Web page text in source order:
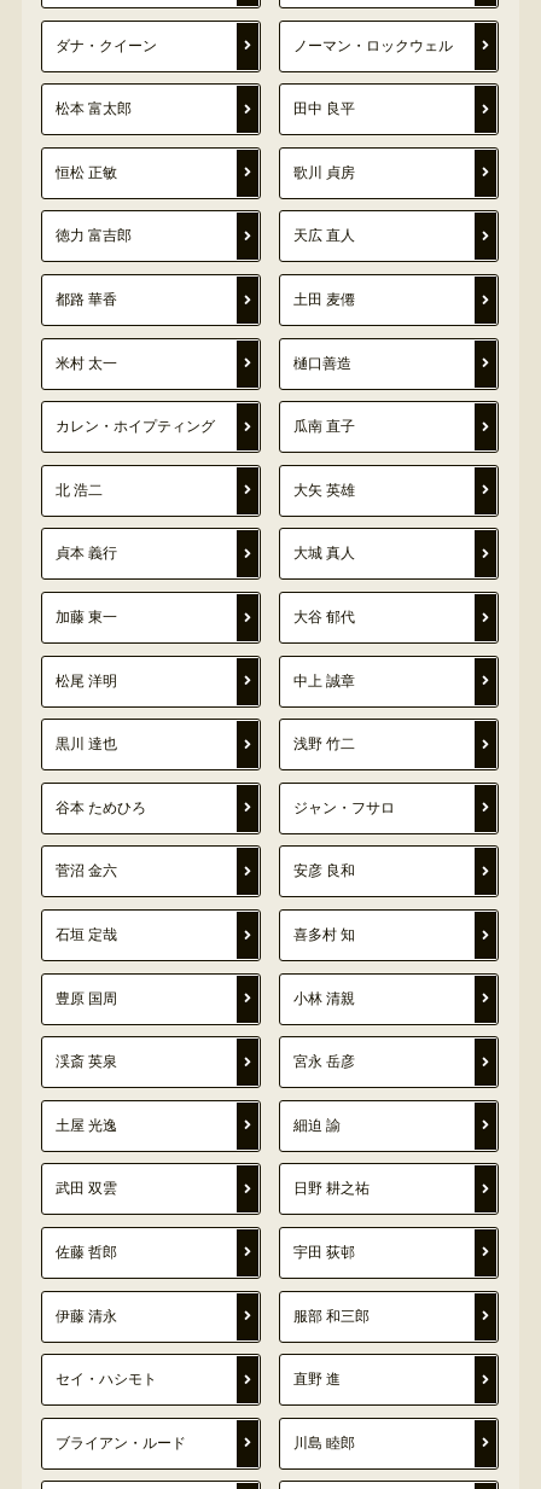
ダナ・クイーン ノーマン・ロックウェル
松本 富太郎 田中 良平
恒松 正敏 歌川 貞房
徳力 富吉郎 天広 直人
都路 華香 土田 麦僊
米村 太一 樋口善造
カレン・ホイプティング 瓜南 直子
北 浩二 大矢 英雄
貞本 義行 大城 真人
加藤 東一 大谷 郁代
松尾 洋明 中上 誠章
黒川 達也 浅野 竹二
谷本 ためひろ ジャン・フサロ
菅沼 金六 安彦 良和
石垣 定哉 喜多村 知
豊原 国周 小林 清親
渓斎 英泉 宮永 岳彦
土屋 光逸 細迫 諭
武田 双雲 日野 耕之祐
佐藤 哲郎 宇田 荻邨
伊藤 清永 服部 和三郎
セイ・ハシモト 直野 進
ブライアン・ルード 川島 睦郎